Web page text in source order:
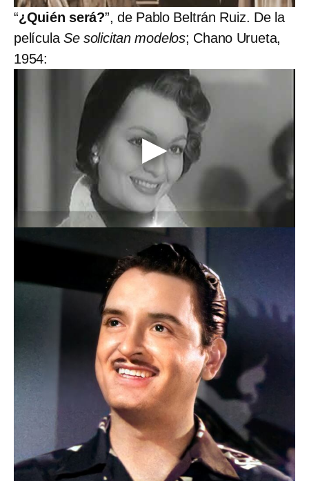
“¿Quién será?”, de Pablo Beltrán Ruiz. De la
película Se solicitan modelos; Chano Urueta,
1954: